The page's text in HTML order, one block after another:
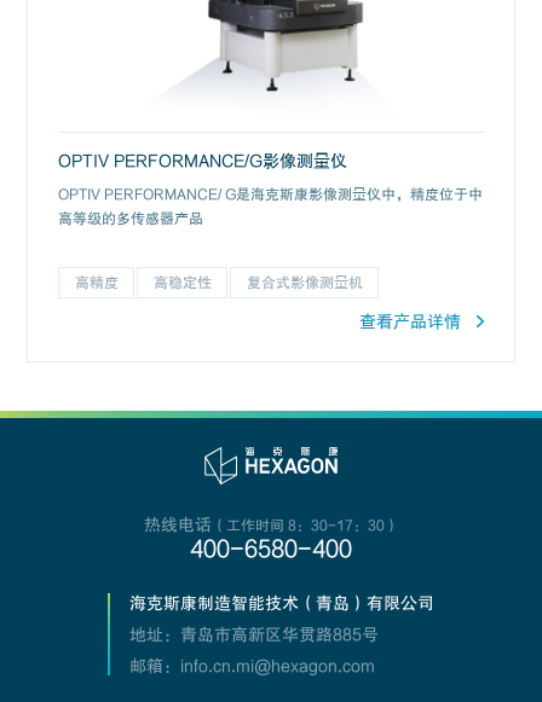
OPTIV PERFORMANCE/G影像测量仪
OPTIV PERFORMANCE/ G是海克斯康影像测量仪中，精度位于中
高等级的多传感器产品
高精度 高稳定性 复合式影像测量机
查看产品详情
热线电话 （工作时间 8：30-17：30）
400-6580-400
海克斯康制造智能技术（青岛）有限公司
地址：青岛市高新区华贯路885号
邮箱：info.cn.mi@hexagon.com